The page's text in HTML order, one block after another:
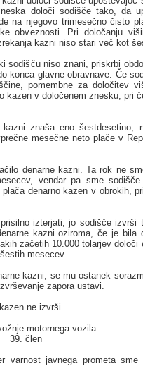
določi sodišče tako, da
na njegovo trimesečno čisto
obveznosti. Pri določanju
kazni niso stari več kot
sodišču niso znani, priskrbi
konca glavne obravnave. Če
pomembne za določitev
kazen v določenem znesku, pri
znaša eno šestdesetino,
mesečne neto plače v
denarne kazni. Ta rok ne
vendar pa sme sodišče
denarno kazen v obrokih,
izterjati, jo sodišče izvrši
kazni oziroma, če je bila
začetih 10.000 tolarjev določi
mesecev.
kazni, se mu ostanek
zapora ustavi.
ne izvrši.
motornega vozila
39. člen
varnost javnega prometa sme